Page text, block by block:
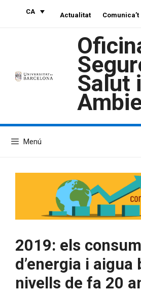
CA Actualitat Comunica’t
Salut
Menú
2019: els
d’energia i aigua
nivells de fa 20